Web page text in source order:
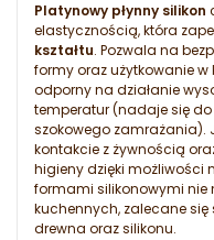
Platynowy płynny silikon
elastycznością, która
kształtu. Pozwala na
formy oraz użytkowanie
odporny na działanie
temperatur (nadaje się
szokowego zamrażania).
kontakcie z żywnością
higieny dzięki możliwości
formami silikonowymi nie
kuchennych, zalecane się
drewna oraz silikonu.